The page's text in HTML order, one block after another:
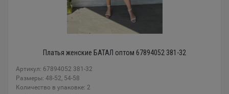
Платья женские БАТАЛ оптом 67894052 381-32
Артикул: 67894052 381-32
Размеры: 48-52, 54-58
Количество в упаковке: 2